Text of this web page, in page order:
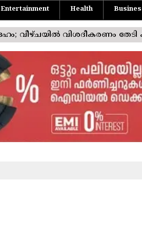
Entertainment Health